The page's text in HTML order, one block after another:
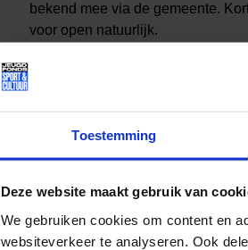
Toestemming
Deze website maakt gebruik van
We gebruiken cookies om content en
websiteverkeer te analyseren. Ook
bekend mee via de gemeente.
voor open natuurlijk.
aangesloten bij beide fondsen.
want iedereen krijgt het even te
groep wel en een bepaalde
gewoon meedoen met andere en